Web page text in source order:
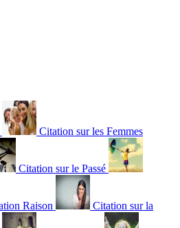
Citation sur les Femmes
Citation sur le Passé
Raison Citation sur la